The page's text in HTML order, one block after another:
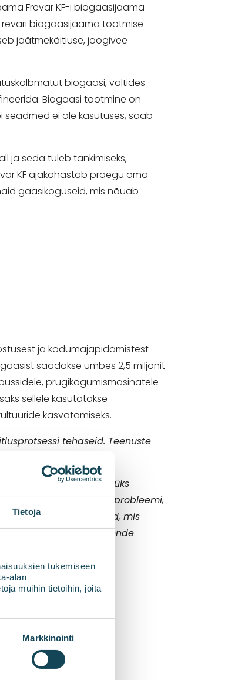
Tietoja
tukemiseen
alan
muihin tietoihin, joita
Markkinointi
Frevar KF-i biogaasijaama
biogaasijaama tootmise
jäätmekäitluse, joogivee
biogaasi, vältides
Biogaasi tootmine on
ei ole kasutuses, saab
ja seda tuleb tankimiseks,
KF ajakohastab praegu oma
gaasikoguseid, mis nõuab
ja kodumajapidamistest
saadakse umbes 2,5 miljonit
prügikogumismasinatele
sellele kasutatakse
kasvatamiseks.
tehaseid. Teenuste
biogaasi tootmine on üks
jäätmete käitlemise probleemi,
fossiilseid lähteaineid, mis
jäätmeid vältimatu. Nende
ühe praeguse